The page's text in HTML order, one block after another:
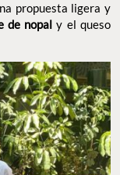
propuesta ligera y
de nopal y el queso